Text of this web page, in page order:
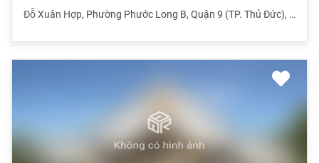
Đỗ Xuân Hợp, Phường Phước Long B, Quận 9 (TP. Thủ Đức),